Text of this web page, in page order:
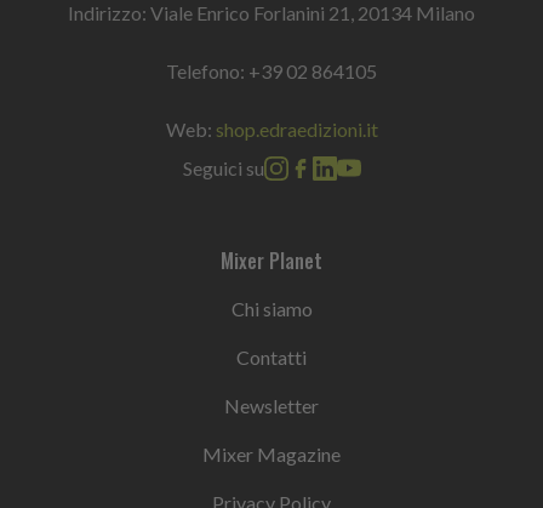
Indirizzo: Viale Enrico Forlanini 21, 20134 Milano
Telefono: +39 02 864105
Web: shop.edraedizioni.it
Seguici su
Mixer Planet
Chi siamo
Contatti
Newsletter
Mixer Magazine
Privacy Policy